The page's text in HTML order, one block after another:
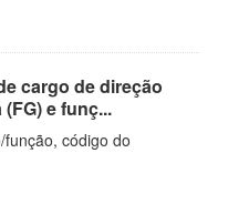
cargo de direção
e funç...
código do